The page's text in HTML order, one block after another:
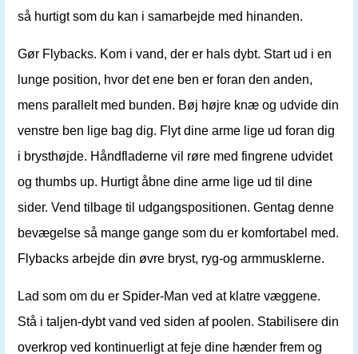
så hurtigt som du kan i samarbejde med hinanden.
Gør Flybacks. Kom i vand, der er hals dybt. Start ud i en
lunge position, hvor det ene ben er foran den anden,
mens parallelt med bunden. Bøj højre knæ og udvide din
venstre ben lige bag dig. Flyt dine arme lige ud foran dig
i brysthøjde. Håndfladerne vil røre med fingrene udvidet
og thumbs up. Hurtigt åbne dine arme lige ud til dine
sider. Vend tilbage til udgangspositionen. Gentag denne
bevægelse så mange gange som du er komfortabel med.
Flybacks arbejde din øvre bryst, ryg-og armmusklerne.
Lad som om du er Spider-Man ved at klatre væggene.
Stå i taljen-dybt vand ved siden af ​​poolen. Stabilisere din
overkrop ved kontinuerligt at feje dine hænder frem og